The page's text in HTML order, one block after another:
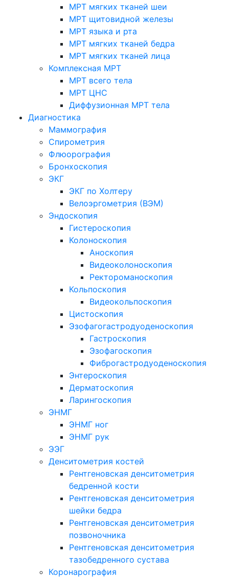
МРТ мягких тканей шеи
МРТ щитовидной железы
МРТ языка и рта
МРТ мягких тканей бедра
МРТ мягких тканей лица
Комплексная МРТ
МРТ всего тела
МРТ ЦНС
Диффузионная МРТ тела
Диагностика
Маммография
Спирометрия
Флюорография
Бронхоскопия
ЭКГ
ЭКГ по Холтеру
Велоэргометрия (ВЭМ)
Эндоскопия
Гистероскопия
Колоноскопия
Аноскопия
Видеоколоноскопия
Ректороманоскопия
Кольпоскопия
Видеокольпоскопия
Цистоскопия
Эзофагогастродуоденоскопия
Гастроскопия
Эзофагоскопия
Фиброгастродуоденоскопия
Энтероскопия
Дерматоскопия
Ларингоскопия
ЭНМГ
ЭНМГ ног
ЭНМГ рук
ЭЭГ
Денситометрия костей
Рентгеновская денситометрия
бедренной кости
Рентгеновская денситометрия
шейки бедра
Рентгеновская денситометрия
позвоночника
Рентгеновская денситометрия
тазобедренного сустава
Коронарография